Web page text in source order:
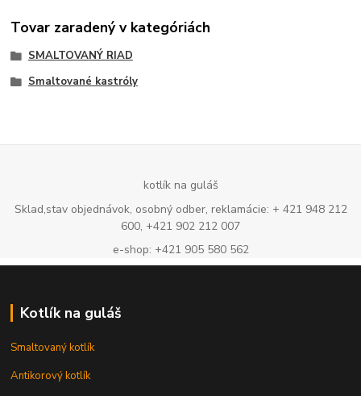
Tovar zaradený v kategóriách
SMALTOVANÝ RIAD
Smaltované kastróly
kotlík na guláš
Sklad,stav objednávok, osobný odber, reklamácie: + 421 948 212
600, +421 902 212 007
e-shop: +421 905 580 562
Kotlík na guláš
Smaltovaný kotlík
Antikorový kotlík